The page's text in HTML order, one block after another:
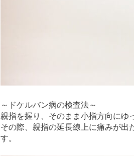
～ドケルバン病の検査法～
親指を握り、そのまま小指方向にゆ
その際、親指の延長線上に痛みが出
す。